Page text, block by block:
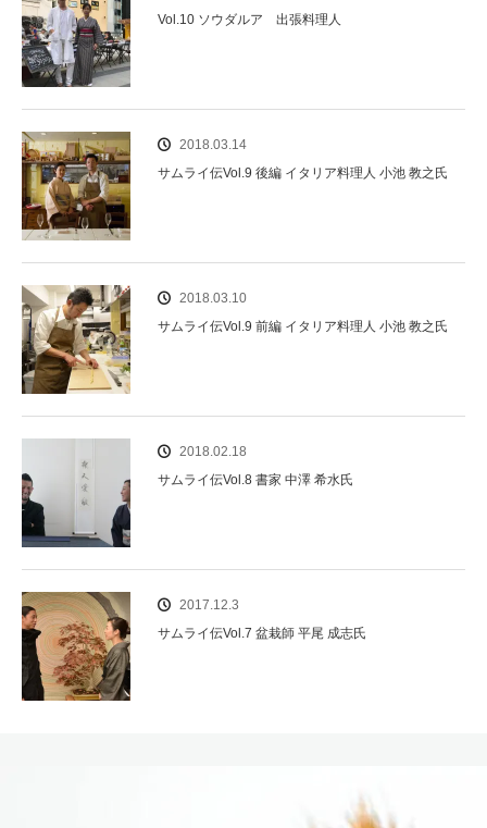
Vol.10 ソウダルア 出張料理人
2018.03.14
サムライ伝Vol.9 後編 イタリア料理人 小池 教之氏
2018.03.10
サムライ伝Vol.9 前編 イタリア料理人 小池 教之氏
2018.02.18
サムライ伝Vol.8 書家 中澤 希水氏
2017.12.3
サムライ伝Vol.7 盆栽師 平尾 成志氏